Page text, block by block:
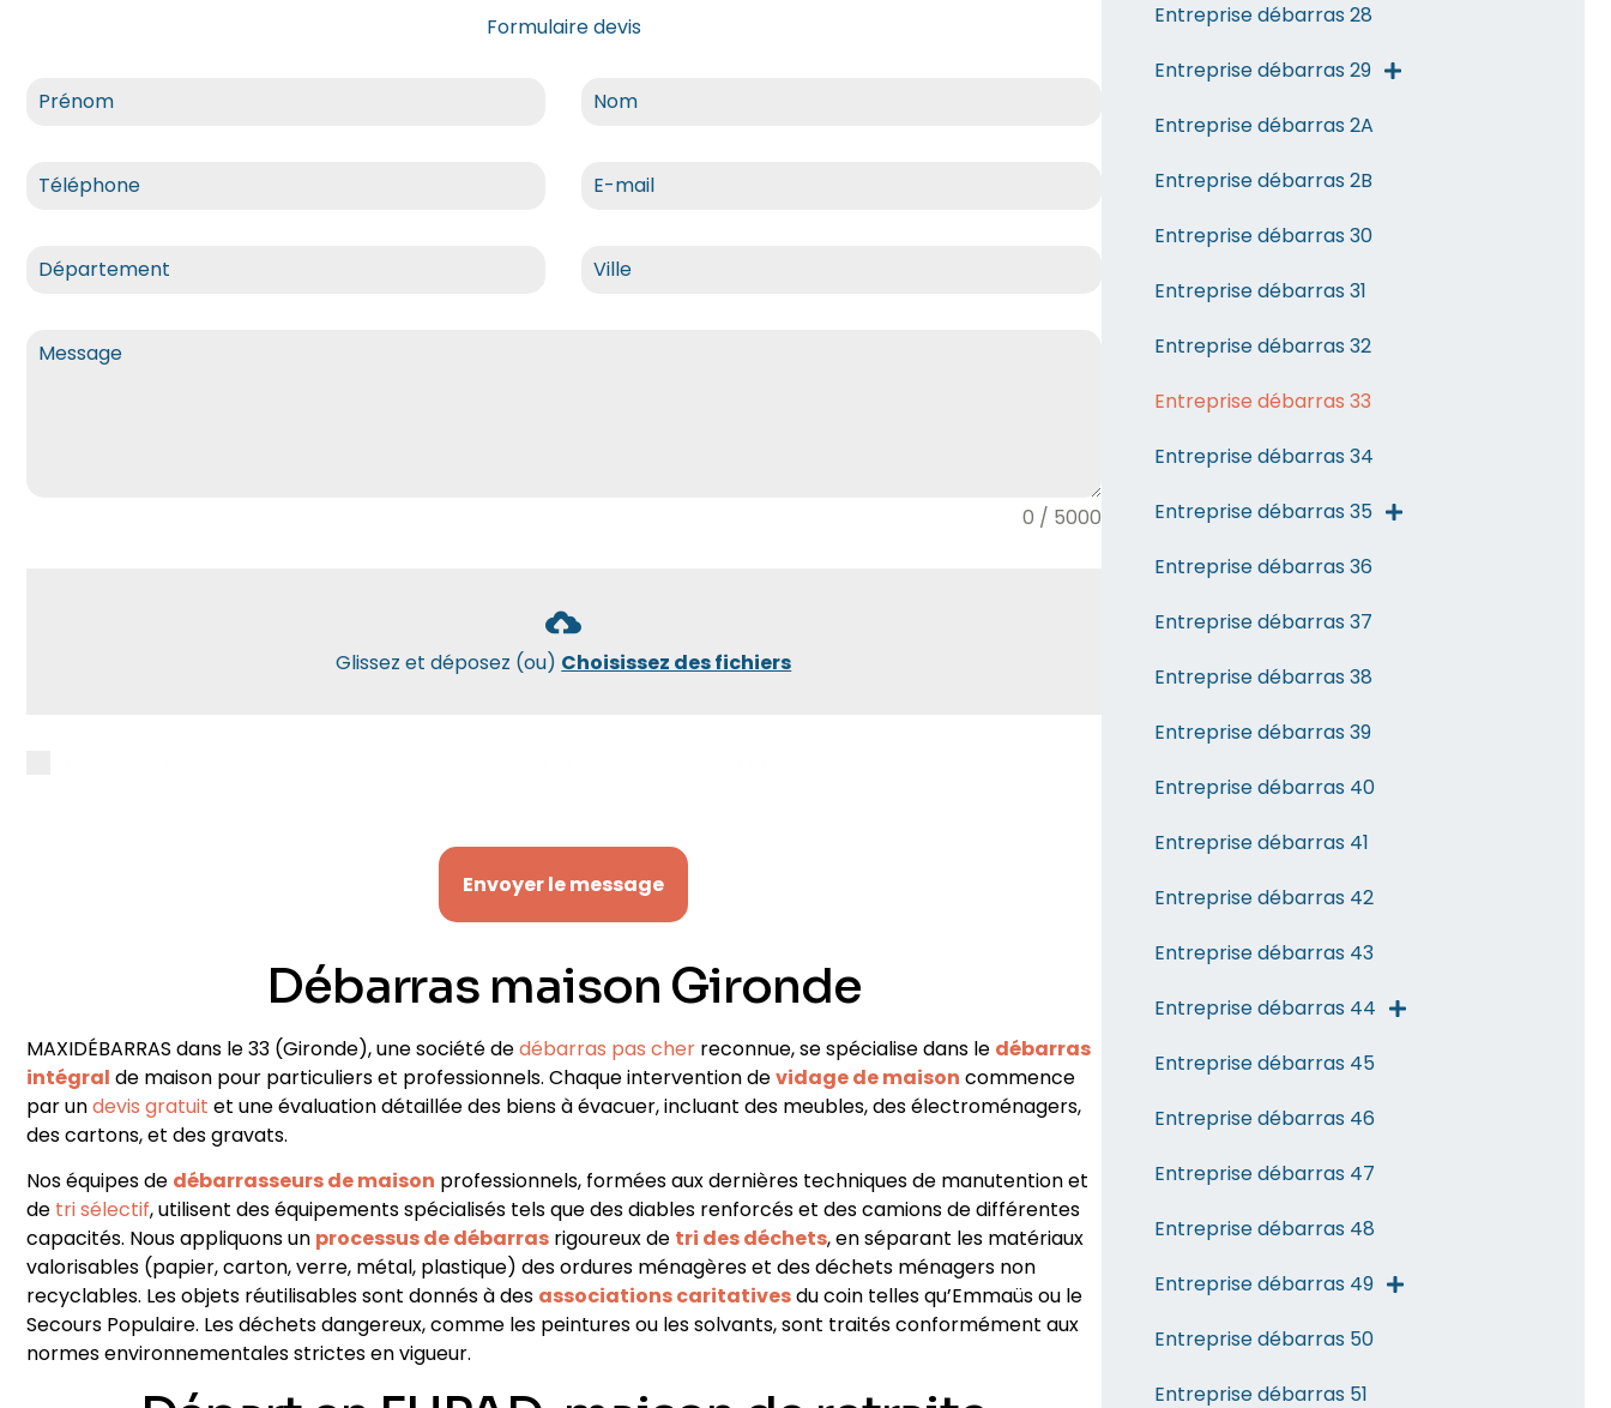
Formulaire devis
0 / 5000
Glissez et déposez (ou) Choisissez des fichiers
Envoyer le message
Débarras maison Gironde
MAXIDÉBARRAS dans le 33 (Gironde), une société dedébarras pas cher reconnue, se spécialise dans le débarras
intégral de maison pour particuliers et professionnels. Chaque intervention devidage de maison commence
par undevis gratuit et une évaluation détaillée des biens à évacuer, incluant des meubles, des électroménagers,
des cartons, et des gravats.
Nos équipes de débarrasseurs de maison professionnels, formées aux dernières techniques de manutention et
de tri sélectif, utilisent des équipements spécialisés tels que des diables renforcés et des camions de différentes
capacités. Nous appliquons un processus de débarras rigoureux de tri des déchets, en séparant les matériaux
valorisables (papier, carton, verre, métal, plastique) des ordures ménagères et des déchets ménagers non
recyclables. Les objets réutilisables sont donnés à des associations caritativesdu coin telles qu’Emmaüs ou le
Secours Populaire. Les déchets dangereux, comme les peintures ou les solvants, sont traités conformément aux
normes environnementales strictes en vigueur.
Entreprise débarras 28
Entreprise débarras 29
Entreprise débarras 2A
Entreprise débarras 2B
Entreprise débarras 30
Entreprise débarras 31
Entreprise débarras 32
Entreprise débarras 33
Entreprise débarras 34
Entreprise débarras 35
Entreprise débarras 36
Entreprise débarras 37
Entreprise débarras 38
Entreprise débarras 39
Entreprise débarras 40
Entreprise débarras 41
Entreprise débarras 42
Entreprise débarras 43
Entreprise débarras 44
Entreprise débarras 45
Entreprise débarras 46
Entreprise débarras 47
Entreprise débarras 48
Entreprise débarras 49
Entreprise débarras 50
Entreprise débarras 51